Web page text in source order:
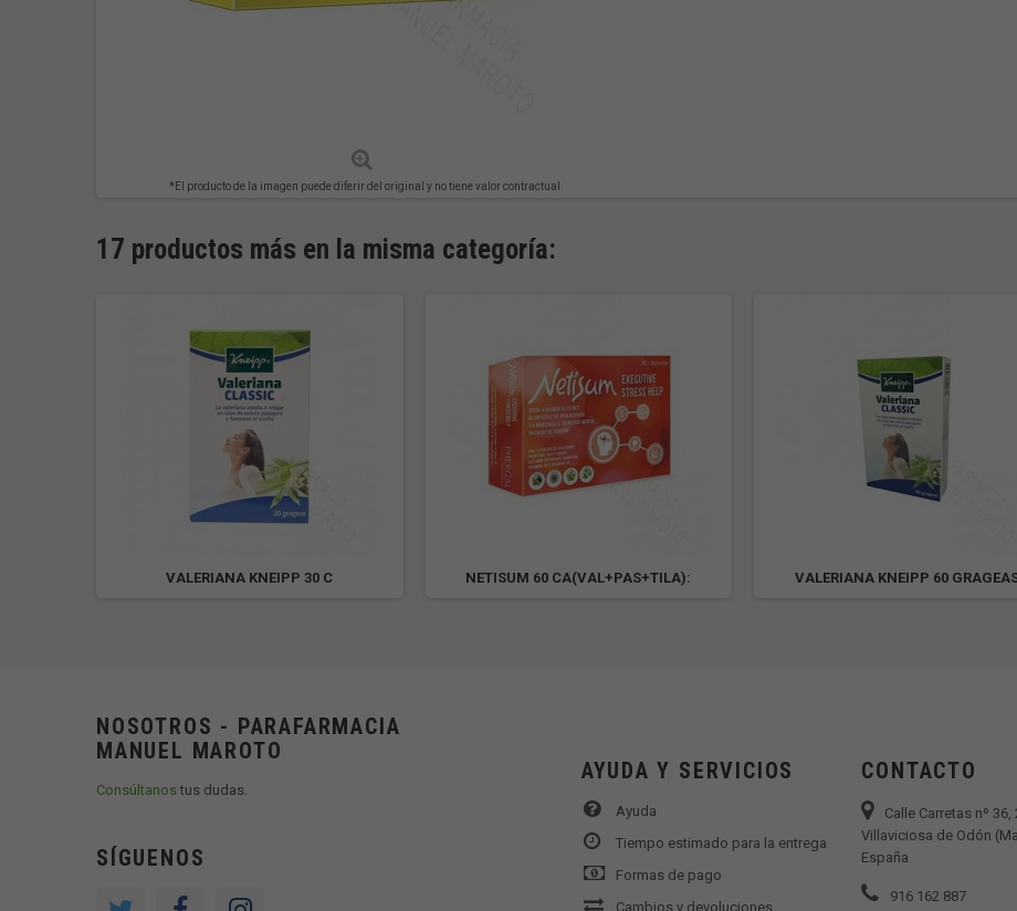
*El producto de la imagen puede diferir del original y no tiene valor contractual
17 productos más en la misma categoría:
VALERIANA KNEIPP 30 C NETISUM 60 CA(VAL+PAS+TILA): VALERIANA KNEIPP 60
NOSOTROS - PARAFARMACIA
MANUEL MAROTO
Consúltanostus dudas.
SÍGUENOS
AYUDA Y SERVICIOS
Ayuda
Tiempo estimado para la entrega
Formas de pago
Cambios y devoluciones
CONTACTO
Calle Carretas nº 36,
Villaviciosa de Odón
España
916 162 887